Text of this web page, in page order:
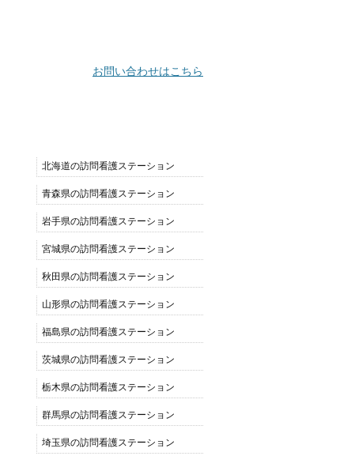
お問い合わせはこちら
北海道の訪問看護ステーション
青森県の訪問看護ステーション
岩手県の訪問看護ステーション
宮城県の訪問看護ステーション
秋田県の訪問看護ステーション
山形県の訪問看護ステーション
福島県の訪問看護ステーション
茨城県の訪問看護ステーション
栃木県の訪問看護ステーション
群馬県の訪問看護ステーション
埼玉県の訪問看護ステーション